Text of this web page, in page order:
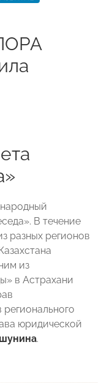
В течение
разных регионов
из
в Астрахани
юридической
.